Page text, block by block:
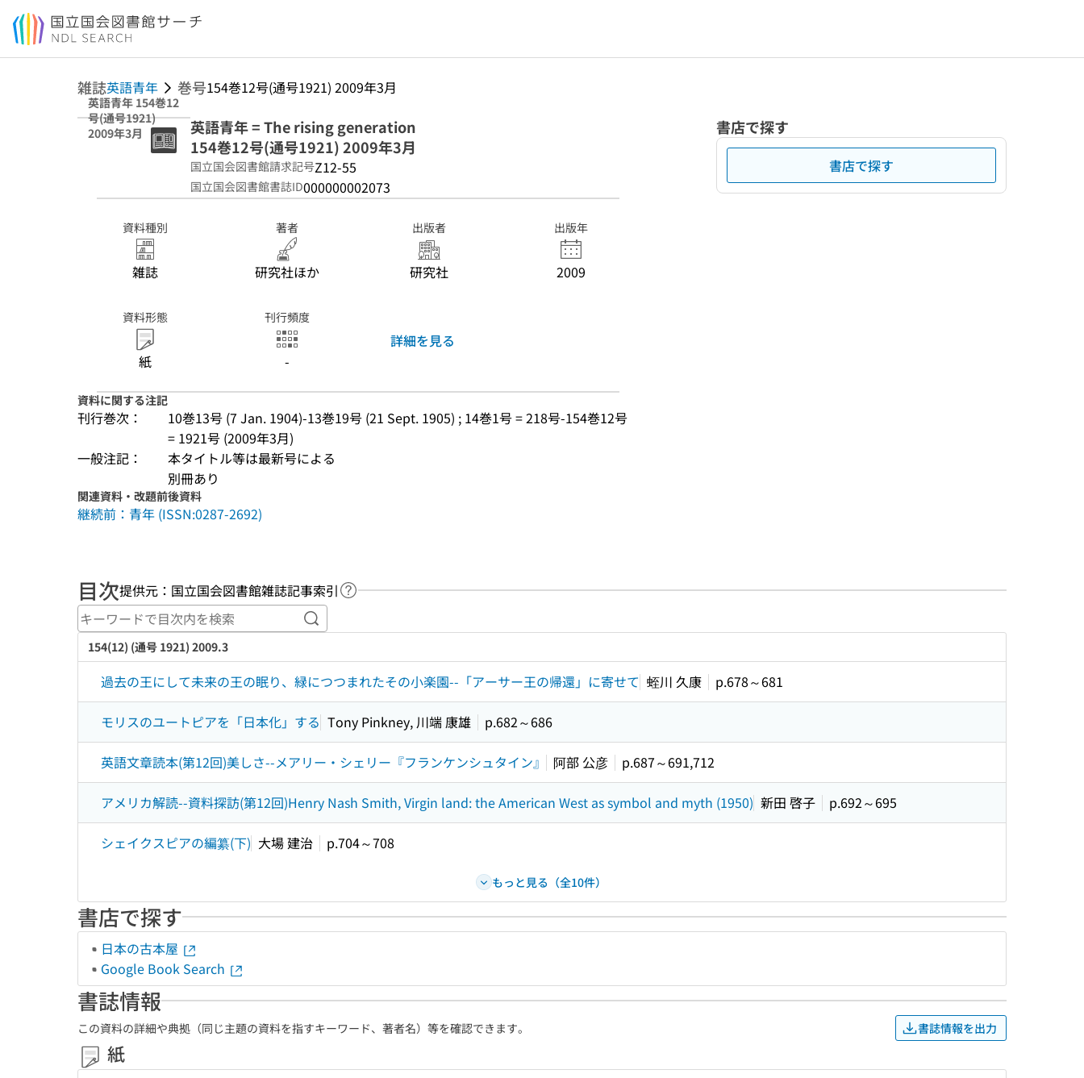
本文へ移動
雑誌英語青年 巻号154巻12号(通号1921) 2009年3月
英語青年 154巻12
号(通号1921)
2009年3月
英語青年 = The rising generation
154巻12号(通号1921) 2009年3月
国立国会図書館請求記号Z12-55
国立国会図書館書誌ID000000002073
資料種別
雑誌
著者
研究社ほか
出版者
研究社
出版年
2009
資料形態
紙
刊行頻度
-
詳細を見る
資料に関する注記
刊行巻次：
10巻13号 (7 Jan. 1904)-13巻19号 (21 Sept. 1905) ; 14巻1号 = 218号-154巻12号
= 1921号 (2009年3月)
一般注記：
本タイトル等は最新号による
別冊あり
関連資料・改題前後資料
継続前：青年 (ISSN:0287-2692)
書店で探す
書店で探す
目次提供元：国立国会図書館雑誌記事索引 ヘルプページへのリンク
キーワードで目次内を検索
154(12) (通号 1921) 2009.3
過去の王にして未来の王の眠り、緑につつまれたその小楽園--「アーサー王の帰還」に寄せて 蛭川 久康 p.678～681
モリスのユートピアを「日本化」する Tony Pinkney, 川端 康雄 p.682～686
英語文章読本(第12回)美しさ--メアリー・シェリー『フランケンシュタイン』 阿部 公彦 p.687～691,712
アメリカ解読--資料探訪(第12回)Henry Nash Smith, Virgin land: the American West as symbol and myth (1950) 新田 啓子 p.692～695
シェイクスピアの編纂(下) 大場 建治 p.704～708
もっと見る（全10件）
書店で探す
日本の古本屋
Google Book Search
書誌情報
この資料の詳細や典拠（同じ主題の資料を指すキーワード、著者名）等を確認できます。 書誌情報を出力
紙